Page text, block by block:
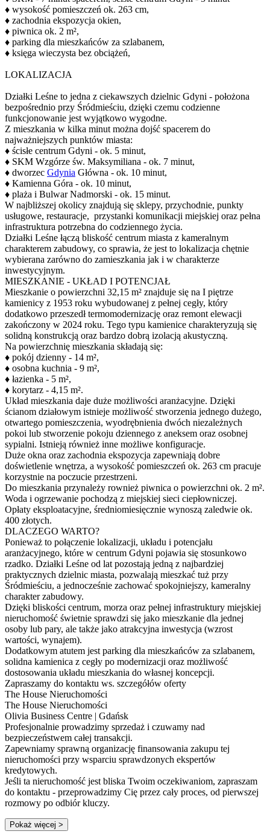
♦ wysokość pomieszczeń ok. 263 cm,
♦ zachodnia ekspozycja okien,
♦ piwnica ok. 2 m²,
♦ parking dla mieszkańców za szlabanem,
♦ księga wieczysta bez obciążeń,
LOKALIZACJA
Działki Leśne to jedna z ciekawszych dzielnic Gdyni - położona
bezpośrednio przy Śródmieściu, dzięki czemu codzienne
funkcjonowanie jest wyjątkowo wygodne.
Z mieszkania w kilka minut można dojść spacerem do
najważniejszych punktów miasta:
♦ ścisłe centrum Gdyni - ok. 5 minut,
♦ SKM Wzgórze św. Maksymiliana - ok. 7 minut,
♦ dworzec Gdynia Główna - ok. 10 minut,
♦ Kamienna Góra - ok. 10 minut,
♦ plaża i Bulwar Nadmorski - ok. 15 minut.
W najbliższej okolicy znajdują się sklepy, przychodnie, punkty
usługowe, restauracje, przystanki komunikacji miejskiej oraz pełna
infrastruktura potrzebna do codziennego życia.
Działki Leśne łączą bliskość centrum miasta z kameralnym
charakterem zabudowy, co sprawia, że jest to lokalizacja chętnie
wybierana zarówno do zamieszkania jak i w charakterze
inwestycyjnym.
MIESZKANIE - UKŁAD I POTENCJAŁ
Mieszkanie o powierzchni 32,15 m² znajduje się na I piętrze
kamienicy z 1953 roku wybudowanej z pełnej cegły, który
dodatkowo przeszedł termomodernizację oraz remont elewacji
zakończony w 2024 roku. Tego typu kamienice charakteryzują się
solidną konstrukcją oraz bardzo dobrą izolacją akustyczną.
Na powierzchnię mieszkania składają się:
♦ pokój dzienny - 14 m²,
♦ osobna kuchnia - 9 m²,
♦ łazienka - 5 m²,
♦ korytarz - 4,15 m².
Układ mieszkania daje duże możliwości aranżacyjne. Dzięki
ścianom działowym istnieje możliwość stworzenia jednego dużego,
otwartego pomieszczenia, wyodrębnienia dwóch niezależnych
pokoi lub stworzenie pokoju dziennego z aneksem oraz osobnej
sypialni. Istnieją również inne możliwe konfiguracje.
Duże okna oraz zachodnia ekspozycja zapewniają dobre
doświetlenie wnętrza, a wysokość pomieszczeń ok. 263 cm pracuje
korzystnie na poczucie przestrzeni.
Do mieszkania przynależy rownież piwnica o powierzchni ok. 2 m².
Woda i ogrzewanie pochodzą z miejskiej sieci ciepłowniczej.
Opłaty eksploatacyjne, średniomiesięcznie wynoszą zaledwie ok.
400 złotych.
DLACZEGO WARTO?
Ponieważ to połączenie lokalizacji, układu i potencjału
aranżacyjnego, które w centrum Gdyni pojawia się stosunkowo
rzadko. Działki Leśne od lat pozostają jedną z najbardziej
praktycznych dzielnic miasta, pozwalają mieszkać tuż przy
Śródmieściu, a jednocześnie zachować spokojniejszy, kameralny
charakter zabudowy.
Dzięki bliskości centrum, morza oraz pełnej infrastruktury miejskiej
nieruchomość świetnie sprawdzi się jako mieszkanie dla jednej
osoby lub pary, ale także jako atrakcyjna inwestycja (wzrost
wartości, wynajem).
Dodatkowym atutem jest parking dla mieszkańców za szlabanem,
solidna kamienica z cegły po modernizacji oraz możliwość
dostosowania układu mieszkania do własnej koncepcji.
Zapraszamy do kontaktu ws. szczegółów oferty
The House Nieruchomości
The House Nieruchomości
Olivia Business Centre | Gdańsk
Profesjonalnie prowadzimy sprzedaż i czuwamy nad
bezpieczeństwem całej transakcji.
Zapewniamy sprawną organizację finansowania zakupu tej
nieruchomości przy wsparciu sprawdzonych ekspertów
kredytowych.
Jeśli ta nieruchomość jest bliska Twoim oczekiwaniom, zapraszam
do kontaktu - przeprowadzimy Cię przez cały proces, od pierwszej
rozmowy po odbiór kluczy.
Pokaż więcej >